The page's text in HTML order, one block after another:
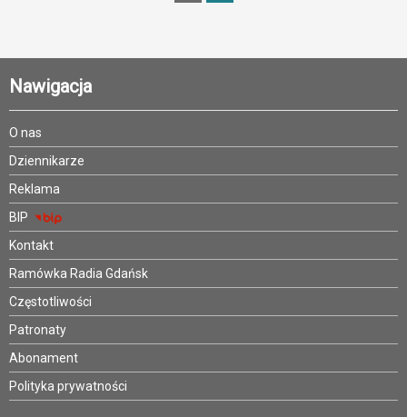
Nawigacja
O nas
Dziennikarze
Reklama
BIP
Kontakt
Ramówka Radia Gdańsk
Częstotliwości
Patronaty
Abonament
Polityka prywatności